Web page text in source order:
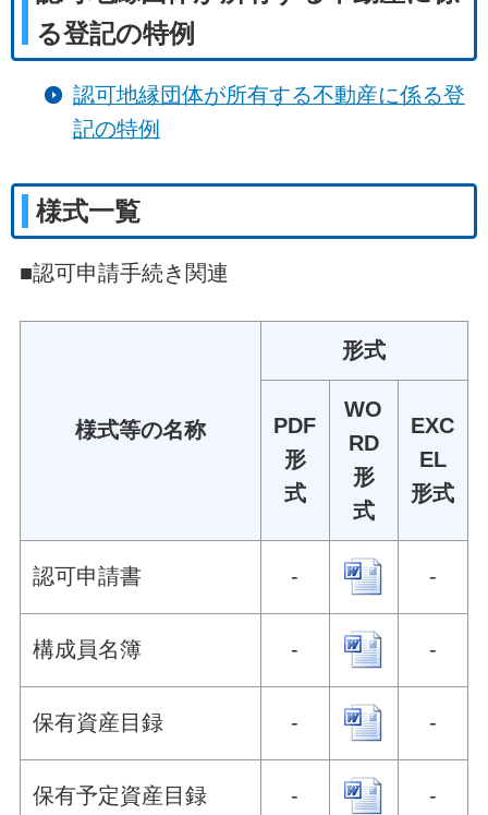
る登記の特例
認可地縁団体が所有する不動産に係る登
記の特例
様式一覧
■認可申請手続き関連
様式等の名称
形式
PDF
形
式
WO
RD
形
式
EXC
EL
形式
認可申請書 - -
構成員名簿 - -
保有資産目録 - -
保有予定資産目録 - -